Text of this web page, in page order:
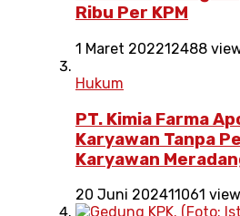
Ribu Per KPM
1 Maret 202212488
Hukum
PT. Kimia Farma
Karyawan Tanpa
Karyawan
20 Juni 202411061